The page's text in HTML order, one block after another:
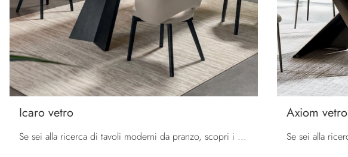
Icaro vetro
Se sei alla ricerca di tavoli moderni da pranzo, scopri i modelli allungabili di Calligaris: clicca e scopri il modello Icaro vetro in vetro.
Axiom vetro